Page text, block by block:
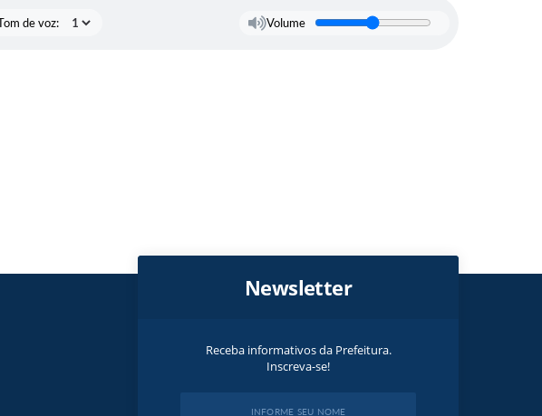
de voz: Volume
Newsletter
Receba informativos da Prefeitura.
Inscreva-se!